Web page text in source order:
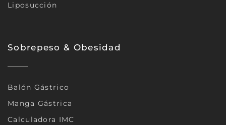
Liposucción
Sobrepeso & Obesidad
Balón Gástrico
Manga Gástrica
Calculadora IMC